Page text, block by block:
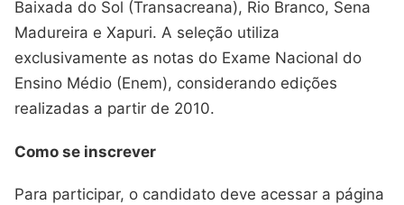
Baixada do Sol (Transacreana), Rio Branco, Sena
Madureira e Xapuri. A seleção utiliza
exclusivamente as notas do Exame Nacional do
Ensino Médio (Enem), considerando edições
realizadas a partir de 2010.
Como se inscrever
Para participar, o candidato deve acessar a página